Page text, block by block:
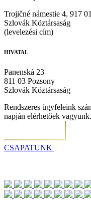
Trojičné námestie 4, 917
Szlovák Köztársaság
(levelezési cím)
HIVATAL
Panenská 23
811 03 Pozsony
Szlovák Köztársaság
Rendszeres ügyfeleink
napján elérhetőek vagyunk.
CSAPATUNK